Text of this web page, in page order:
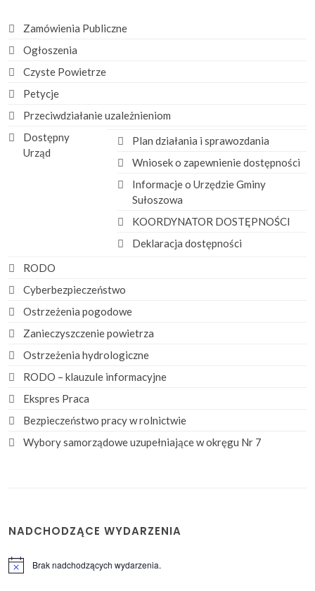
Zamówienia Publiczne
Ogłoszenia
Czyste Powietrze
Petycje
Przeciwdziałanie uzależnieniom
Dostępny
Urząd
Plan działania i sprawozdania
Wniosek o zapewnienie dostępności
Informacje o Urzędzie Gminy
Sułoszowa
KOORDYNATOR DOSTĘPNOŚCI
Deklaracja dostępności
RODO
Cyberbezpieczeństwo
Ostrzeżenia pogodowe
Zanieczyszczenie powietrza
Ostrzeżenia hydrologiczne
RODO – klauzule informacyjne
Ekspres Praca
Bezpieczeństwo pracy w rolnictwie
Wybory samorządowe uzupełniające w okręgu Nr 7
NADCHODZĄCE WYDARZENIA
Powiadomienie
Brak nadchodzących wydarzenia.